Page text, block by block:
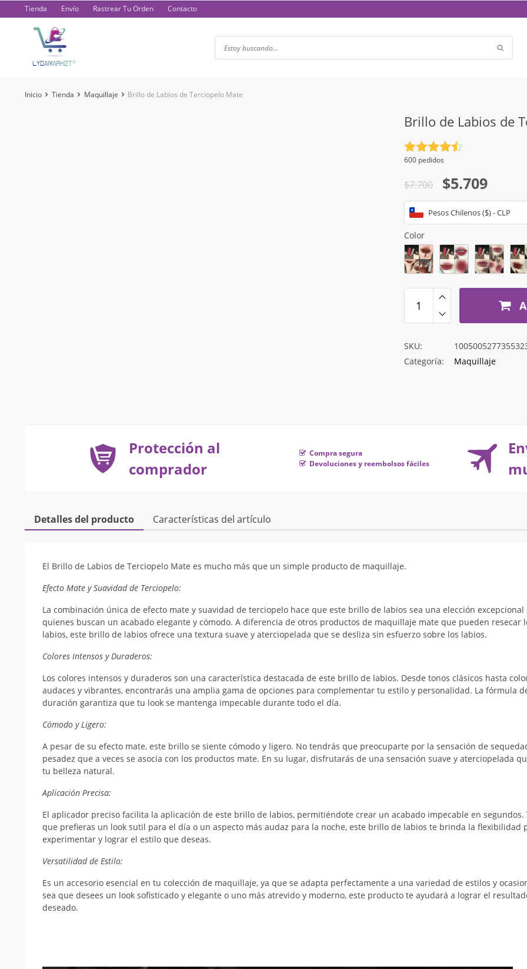
al
contenido
Tienda Envío Rastrear Tu Orden Contacto
Inicio Tienda Maquillaje Brillo de Labios de Terciopelo Mate
Brillo de Labios de
Valorado
con
de 5
600 pedidos
$7.700
El
precio
original
era:
$7.700.
$5.709
El
precio
actual
es:
$5.709.
Pesos Chilenos ($) - CLP
Color
SKU:
Categoría:
Maquillaje
Protección al
comprador
Compra segura
Devoluciones y reembolsos fáciles
Detalles del producto Características del artículo
El Brillo de Labios de Terciopelo Mate es mucho más que un simple producto de maquillaje.
Efecto Mate y Suavidad de Terciopelo:
La combinación única de efecto mate y suavidad de terciopelo hace que este brillo de labios sea una elección excepcional
quienes buscan un acabado elegante y cómodo. A diferencia de otros productos de maquillaje mate que pueden resecar
labios, este brillo de labios ofrece una textura suave y aterciopelada que se desliza sin esfuerzo sobre los labios.
Colores Intensos y Duraderos:
Los colores intensos y duraderos son una característica destacada de este brillo de labios. Desde tonos clásicos hasta
audaces y vibrantes, encontrarás una amplia gama de opciones para complementar tu estilo y personalidad. La fórmula
duración garantiza que tu look se mantenga impecable durante todo el día.
Cómodo y Ligero:
A pesar de su efecto mate, este brillo se siente cómodo y ligero. No tendrás que preocuparte por la sensación de
pesadez que a veces se asocia con los productos mate. En su lugar, disfrutarás de una sensación suave y aterciopelada
tu belleza natural.
Aplicación Precisa:
El aplicador preciso facilita la aplicación de este brillo de labios, permitiéndote crear un acabado impecable en segundos.
que prefieras un look sutil para el día o un aspecto más audaz para la noche, este brillo de labios te brinda la flexibilidad
experimentar y lograr el estilo que deseas.
Versatilidad de Estilo:
Es un accesorio esencial en tu colección de maquillaje, ya que se adapta perfectamente a una variedad de estilos y
sea que desees un look sofisticado y elegante o uno más atrevido y moderno, este producto te ayudará a lograr el
deseado.